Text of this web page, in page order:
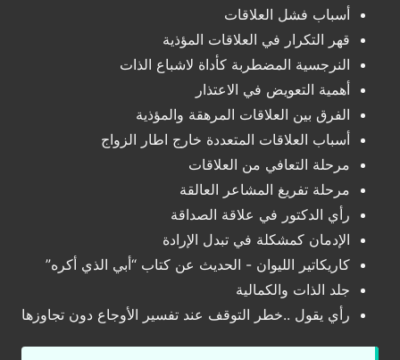
أسباب فشل العلاقات
قهر التكرار في العلاقات المؤذية
النرجسية المضطربة كأداة لاشباع الذات
أهمية التعويض في الاعتذار
الفرق بين العلاقات المرهقة والمؤذية
أسباب العلاقات المتعددة خارج اطار الزواج
مرحلة التعافي من العلاقات
مرحلة تفريغ المشاعر العالقة
رأي الدكتور في علاقة الصداقة
الإدمان كمشكلة في تبدل الإرادة
كاريكاتير الليوان - الحديث عن كتاب “أبي الذي أكره”
جلد الذات والكمالية
رأي يقول ..خطر التوقف عند تفسير الأوجاع دون تجاوزها